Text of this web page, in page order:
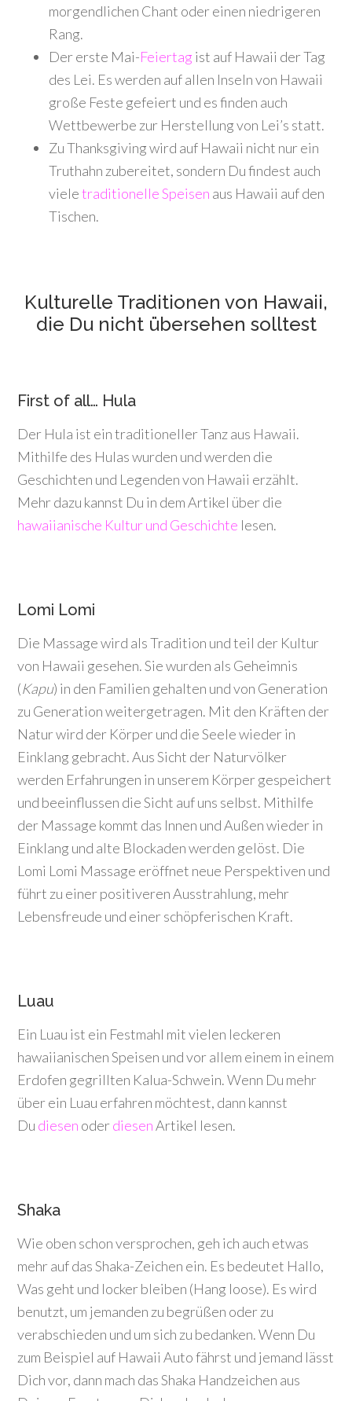
morgendlichen Chant oder einen niedrigeren
Rang.
Der erste Mai-Feiertag ist auf Hawaii der Tag
des Lei. Es werden auf allen Inseln von Hawaii
große Feste gefeiert und es finden auch
Wettbewerbe zur Herstellung von Lei’s statt.
Zu Thanksgiving wird auf Hawaii nicht nur ein
Truthahn zubereitet, sondern Du findest auch
vieletraditionelle Speisen aus Hawaii auf den
Tischen.
Kulturelle Traditionen von Hawaii,
die Du nicht übersehen solltest
First of all… Hula
Der Hula ist ein traditioneller Tanz aus Hawaii.
Mithilfe des Hulas wurden und werden die
Geschichten und Legenden von Hawaii erzählt.
Mehr dazu kannst Du in dem Artikel über die
hawaiianische Kultur und Geschichte lesen.
Lomi Lomi
Die Massage wird als Tradition und teil der Kultur
von Hawaii gesehen. Sie wurden als Geheimnis
(Kapu) in den Familien gehalten und von Generation
zu Generation weitergetragen. Mit den Kräften der
Natur wird der Körper und die Seele wieder in
Einklang gebracht. Aus Sicht der Naturvölker
werden Erfahrungen in unserem Körper gespeichert
und beeinflussen die Sicht auf uns selbst. Mithilfe
der Massage kommt das Innen und Außen wieder in
Einklang und alte Blockaden werden gelöst. Die
Lomi Lomi Massage eröffnet neue Perspektiven und
führt zu einer positiveren Ausstrahlung, mehr
Lebensfreude und einer schöpferischen Kraft.
Luau
Ein Luau ist ein Festmahl mit vielen leckeren
hawaiianischen Speisen und vor allem einem in einem
Erdofen gegrillten Kalua-Schwein. Wenn Du mehr
über ein Luau erfahren möchtest, dann kannst
Du diesen oderdiesenArtikel lesen.
Shaka
Wie oben schon versprochen, geh ich auch etwas
mehr auf das Shaka-Zeichen ein. Es bedeutet Hallo,
Was geht und locker bleiben (Hang loose). Es wird
benutzt, um jemanden zu begrüßen oder zu
verabschieden und um sich zu bedanken. Wenn Du
zum Beispiel auf Hawaii Auto fährst und jemand lässt
Dich vor, dann mach das Shaka Handzeichen aus